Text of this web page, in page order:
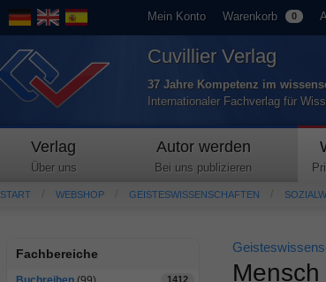
Mein Konto Warenkorb 0
Cuvillier Verlag
37 Jahre Kompetenz im
Internationaler Fachverlag für
Verlag
Über uns
Autor werden
Bei uns publizieren
START WEBSHOP GEISTESWISSENSCHAFTEN
Fachbereiche
1412